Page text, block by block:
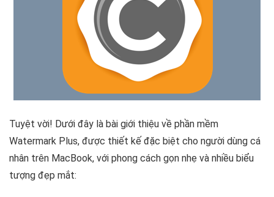
Tuyệt vời! Dưới đây là bài giới thiệu về phần mềm
Watermark Plus, được thiết kế đặc biệt cho người dùng cá
nhân trên MacBook, với phong cách gọn nhẹ và nhiều biểu
tượng đẹp mắt: